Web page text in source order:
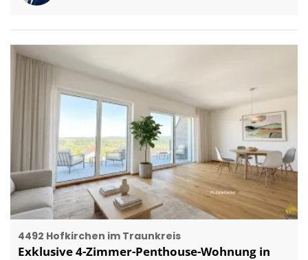
4492 Hofkirchen im Traunkreis
Exklusive 4-Zimmer-Penthouse-Wohnung in